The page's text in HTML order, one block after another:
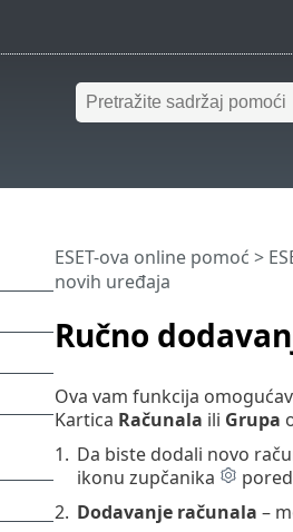
Ručno
ESET-ova online pomoć >
novih uređaja
Ova vam funkcija
Kartica Računala ili Grupa
1. Da biste dodali novo
ikonu zupčanika
2. Dodavanje računala –